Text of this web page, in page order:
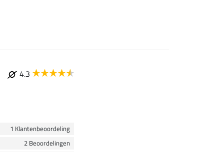
4.3
1 Klantenbeoordeling
2 Beoordelingen